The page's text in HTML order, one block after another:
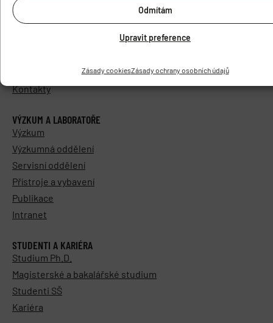
Odmítám
Upravit preference
Zásady cookiesZásady ochrany osobních údajů
Knihovna
Časopis PhysRes
Povinně zveřejňované informace
Kontakty
VÝZKUM A LABORATOŘE
Výzkum
Výzkumná oddělení
Servisní oddělení
Přístroje a vybavení
Publikace
Intranet
STUDENTI A KARIÉRA
Studium Ph.D.
Magisterské a bakalářské studium
Studenti SŠ
Kariéra